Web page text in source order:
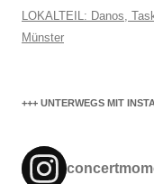
LOKALTEIL: Danos,
Münster
+++ UNTERWEGS MIT